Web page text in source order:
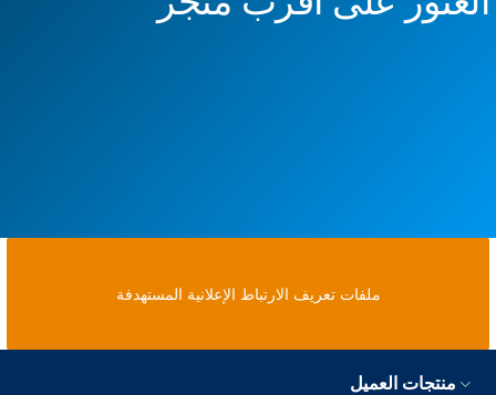
ملفات تعريف الارتباط الإعلانية المستهدفة
منتجات العميل